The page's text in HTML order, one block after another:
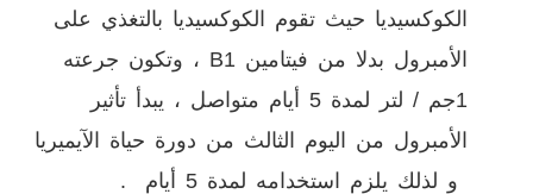
الكوكسيديا حيث تقوم الكوكسيديا بالتغذي على
الأمبرول بدلا من فيتامين B1 ، وتكون جرعته
1جم / لتر لمدة 5 أيام متواصل ، يبدأ تأثير
الأمبرول من اليوم الثالث من دورة حياة الآيميريا
و لذلك يلزم استخدامه لمدة 5 أيام .